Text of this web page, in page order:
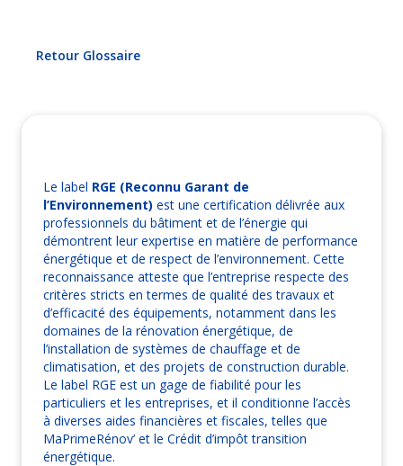
Retour Glossaire
Le label RGE (Reconnu Garant de
l’Environnement) est une certification délivrée aux
professionnels du bâtiment et de l’énergie qui
démontrent leur expertise en matière de performance
énergétique et de respect de l’environnement. Cette
reconnaissance atteste que l’entreprise respecte des
critères stricts en termes de qualité des travaux et
d’efficacité des équipements, notamment dans les
domaines de la rénovation énergétique, de
l’installation de systèmes de chauffage et de
climatisation, et des projets de construction durable.
Le label RGE est un gage de fiabilité pour les
particuliers et les entreprises, et il conditionne l’accès
à diverses aides financières et fiscales, telles que
MaPrimeRénov’ et le Crédit d’impôt transition
énergétique.